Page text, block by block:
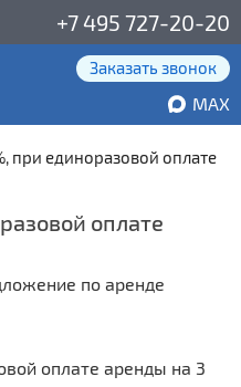
+7 495 727-20-20
Заказать звонок
MAX
при единоразовой оплате
оплате
по аренде